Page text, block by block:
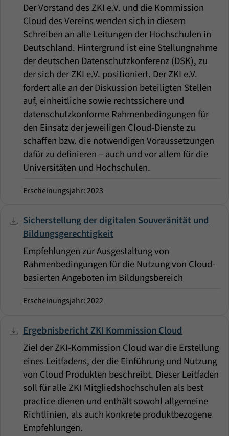
Der Vorstand des ZKI e.V. und die Kommission
Cloud des Vereins wenden sich in diesem
Schreiben an alle Leitungen der Hochschulen in
Deutschland. Hintergrund ist eine Stellungnahme
der deutschen Datenschutzkonferenz (DSK), zu
der sich der ZKI e.V. positioniert. Der ZKI e.V.
fordert alle an der Diskussion beteiligten Stellen
auf, einheitliche sowie rechtssichere und
datenschutzkonforme Rahmenbedingungen für
den Einsatz der jeweiligen Cloud-Dienste zu
schaffen bzw. die notwendigen Voraussetzungen
dafür zu definieren – auch und vor allem für die
Universitäten und Hochschulen.
Erscheinungsjahr: 2023
Sicherstellung der digitalen Souveränität und
Bildungsgerechtigkeit
Empfehlungen zur Ausgestaltung von
Rahmenbedingungen für die Nutzung von Cloud-
basierten Angeboten im Bildungsbereich
Erscheinungsjahr: 2022
Ergebnisbericht ZKI Kommission Cloud
Ziel der ZKI-Kommission Cloud war die Erstellung
eines Leitfadens, der die Einführung und Nutzung
von Cloud Produkten beschreibt. Dieser Leitfaden
soll für alle ZKI Mitgliedshochschulen als best
practice dienen und enthält sowohl allgemeine
Richtlinien, als auch konkrete produktbezogene
Empfehlungen.